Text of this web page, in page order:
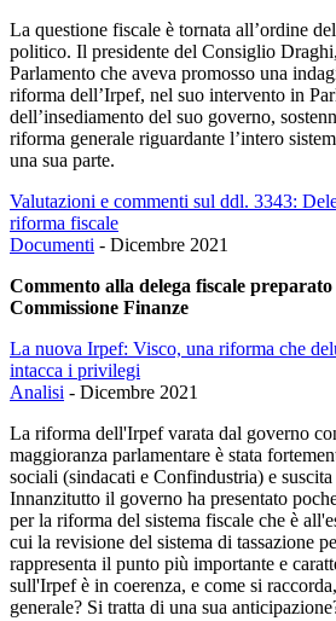
La questione fiscale è tornata all’ordine
politico. Il presidente del Consiglio
Parlamento che aveva promosso una
riforma dell’Irpef, nel suo intervento in
dell’insediamento del suo governo,
riforma generale riguardante l’intero
una sua parte.
Valutazioni e commenti sul ddl. 3343:
riforma fiscale
Documenti - Dicembre 2021
Commento alla delega fiscale
Commissione Finanze
La nuova Irpef: Visco, una riforma che
intacca i privilegi
Analisi - Dicembre 2021
La riforma dell'Irpef varata dal governo
maggioranza parlamentare è stata
sociali (sindacati e Confindustria) e
Innanzitutto il governo ha presentato
per la riforma del sistema fiscale che è
cui la revisione del sistema di tassazione
rappresenta il punto più importante e
sull'Irpef è in coerenza, e come si
generale? Si tratta di una sua